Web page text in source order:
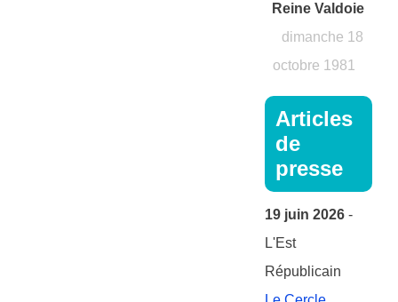
Reine Valdoie
dimanche 18
octobre 1981
Articles
de
presse
19 juin 2026-
L'Est
Républicain